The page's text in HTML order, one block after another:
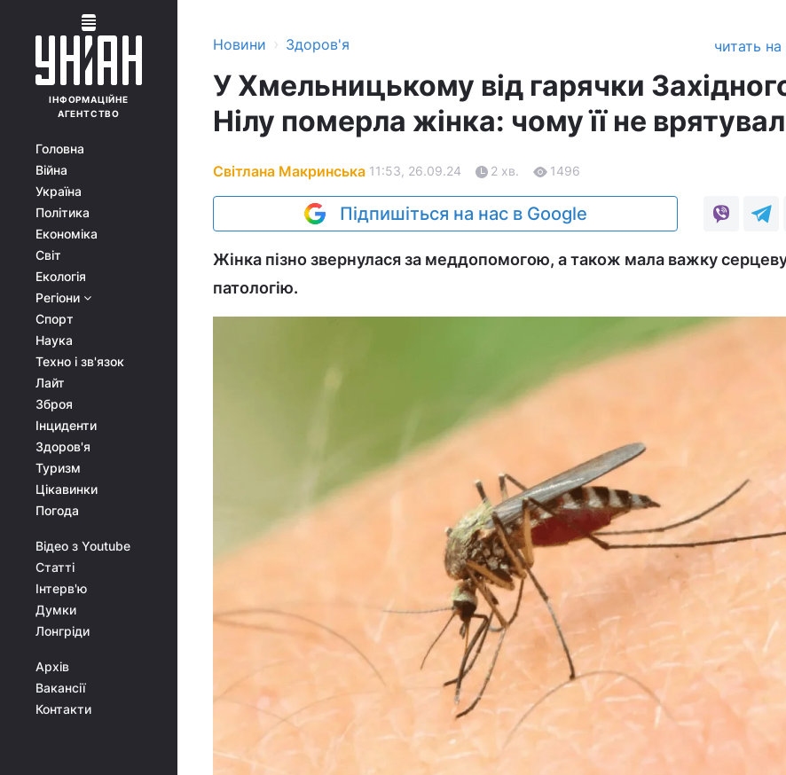
ІНФОРМАЦІЙНЕ
АГЕНТСТВО
Головна
Війна
Україна
Політика
Економіка
Світ
Екологія
Регіони
Спорт
Наука
Техно і зв'язок
Лайт
Зброя
Інциденти
Здоров'я
Туризм
Цікавинки
Погода
Відео з Youtube
Статті
Інтерв'ю
Думки
Лонгріди
Архів
Вакансії
Контакти
Новини › Здоров'я читать
У Хмельницькому від гарячки
Нілу померла жінка: чому її не
Світлана Макринська 11:53, 26.09.24 2 хв. 1496
Підпишіться на нас в Google
Жінка пізно звернулася за меддопомогою, а також мала важку
патологію.